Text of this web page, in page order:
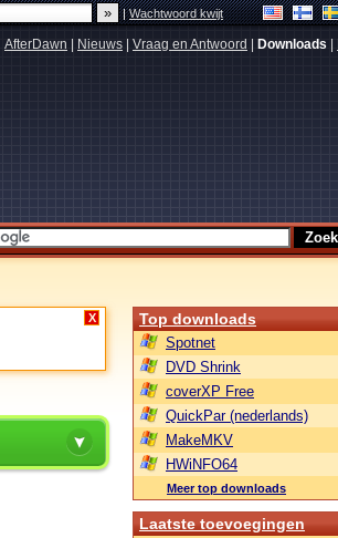
|Wachtwoord kwijt
AfterDawn Nieuws Vraag en Antwoord Downloads
X Top downloads
Spotnet
DVD Shrink
coverXP Free
QuickPar (nederlands)
MakeMKV
HWiNFO64
Meer top downloads
Laatste toevoegingen